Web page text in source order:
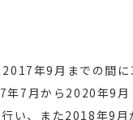
年9月までの間に
年7月から2020年9月
い、また2018年9